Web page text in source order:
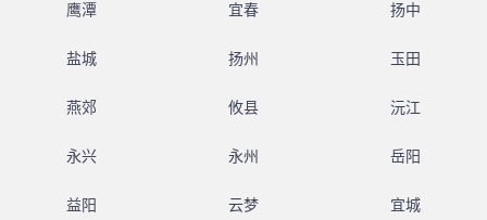
鹰潭 宜春 扬中
盐城 扬州 玉田
燕郊 攸县 沅江
永兴 永州 岳阳
益阳 云梦 宜城